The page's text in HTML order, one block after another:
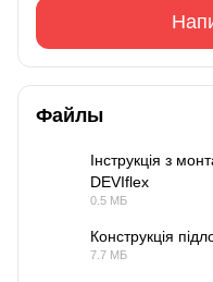
Файлы
Інструкція з
DEVIflex
0.5 МБ
Конструкція
7.7 МБ